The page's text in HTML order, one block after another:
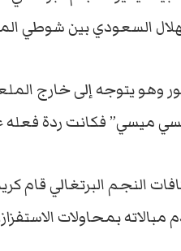
السعودي بين شوطي
يتوجه إلى خارج
ميسي” فكانت ردة فعله
النجم البرتغالي قام
بمحاولات